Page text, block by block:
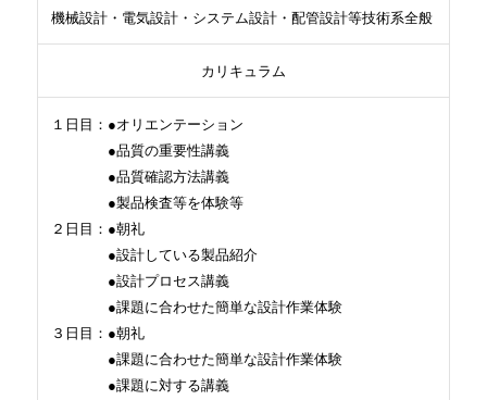
機械設計・電気設計・システム設計・配管設計等技術系全般
カリキュラム
１日目：●オリエンテーション
●品質の重要性講義
●品質確認方法講義
●製品検査等を体験等
２日目：●朝礼
●設計している製品紹介
●設計プロセス講義
●課題に合わせた簡単な設計作業体験
３日目：●朝礼
●課題に合わせた簡単な設計作業体験
●課題に対する講義